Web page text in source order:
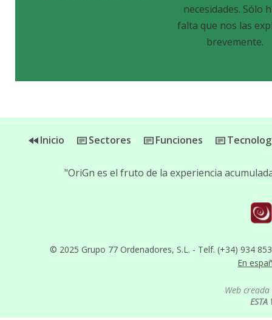
necesidades. Sólo
falta que nos las
brevemente.
Inicio Sectores Funciones
© 2025 Grupo 77 Ordenadores, S.L. - Telf. (+34) 934
En
"OriGn es el fruto de la experiencia
Web
ESTA